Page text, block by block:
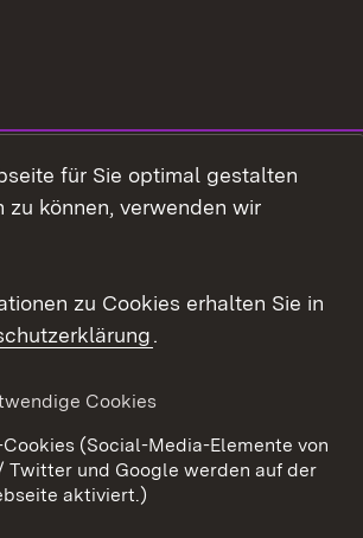
Datenschutz
Cookies
für Sie optimal gestalten
zu können, verwenden wir
zu Cookies erhalten Sie in
.
Cookies
(Social-Media-Elemente von
Twitter und Google werden auf der
aktiviert.)